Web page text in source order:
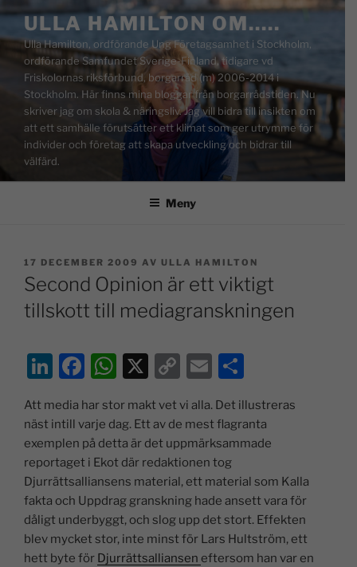
ULLA HAMILTON OM…..
Ulla Hamilton, ordförande Ung Företagsamhet i Stockholm,
ordförande Samfundet Sverige-Finland, tidigare vd
Friskolornas riksförbund, borgarråd (m) 2006-2014 i
Stockholm. Här finns mina bloggar från borgarrådstiden. Nu
skriver jag om skola & näringsliv. Jag vill bidra till insikten om
att ett samhälle förutsätter ett klimat som ger utrymme för
individer och företag att skapa utveckling och bidrar till
välfärd.
Meny
17 DECEMBER 2009 AV ULLA HAMILTON
Second Opinion är ett viktigt
tillskott till mediagranskningen
Li
k
e
dI
n
F
c
e
b
o
o
k
W
at
s
A
p
p
X
C
p
y
Li
n
k
E
ai
l
a
Att media har stor makt vet vi alla. Det illustreras
näst intill varje dag. Ett av de mest flagranta
exemplen på detta är det uppmärksammade
reportaget i Ekot där redaktionen tog
Djurrättsalliansens material, ett material som Kalla
fakta och Uppdrag granskning hade ansett vara för
dåligt underbyggt, och slog upp det stort. Effekten
blev mycket stor, inte minst för Lars Hultström, ett
hett byte för Djurrättsalliansen eftersom han var en